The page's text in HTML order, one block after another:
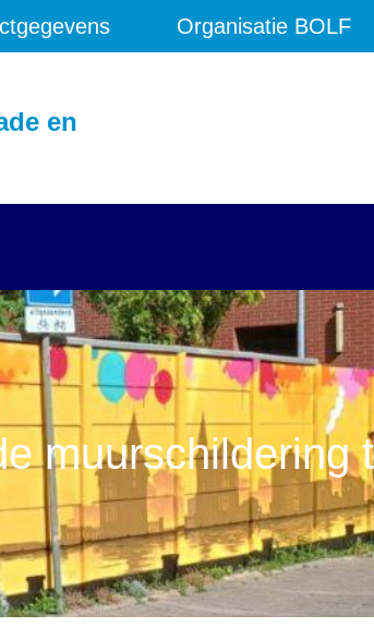
Organisatie BOLF
en
muurschildering